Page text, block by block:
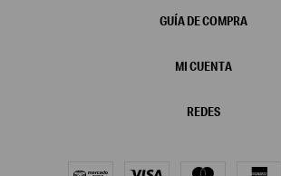
GUÍA DE COMPRA
MI CUENTA
REDES